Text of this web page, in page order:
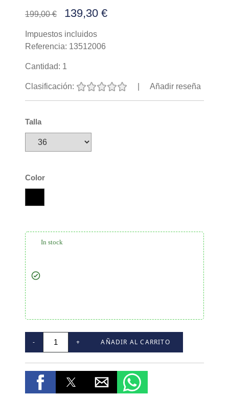
199,00 € 139,30 €
Impuestos incluidos
Referencia: 13512006
Cantidad: 1
Clasificación: Añadir reseña
Talla
Color
In stock
- + AÑADIR AL CARRITO